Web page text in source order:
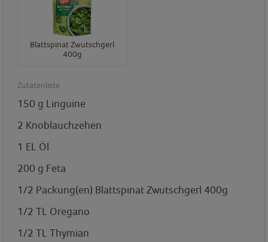
Blattspinat Zwutschgerl
400g
Zutatenliste
150 g Linguine
2 Knoblauchzehen
1 EL Öl
200 g Feta
1/2 Packung(en) Blattspinat Zwutschgerl 400g
1/2 TL Oregano
1/2 TL Thymian